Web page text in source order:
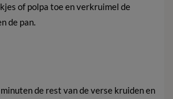
of polpa toe en verkruimel de
de pan.
de rest van de verse kruiden en